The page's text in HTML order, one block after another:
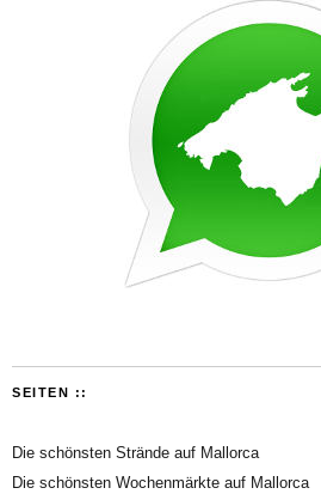
SEITEN ::
Die schönsten Strände auf Mallorca
Die schönsten Wochenmärkte auf Mallorca